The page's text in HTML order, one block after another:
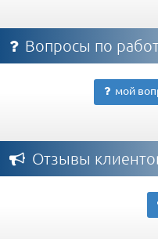
Вопросы по
мой
Отзывы